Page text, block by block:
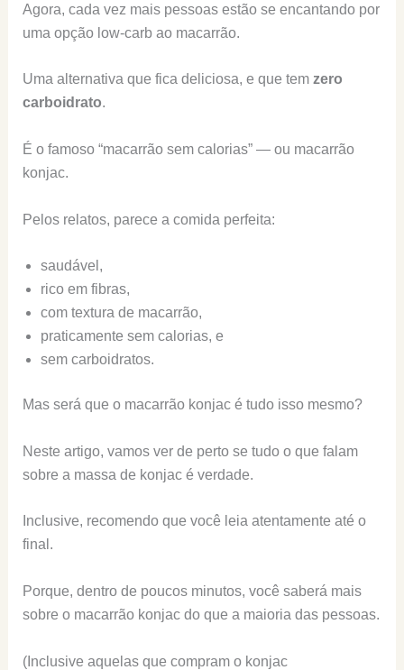
Agora, cada vez mais pessoas estão se encantando por
uma opção low-carb ao macarrão.
Uma alternativa que fica deliciosa, e que tem zero
carboidrato.
É o famoso “macarrão sem calorias” — ou macarrão
konjac.
Pelos relatos, parece a comida perfeita:
saudável,
rico em fibras,
com textura de macarrão,
praticamente sem calorias, e
sem carboidratos.
Mas será que o macarrão konjac é tudo isso mesmo?
Neste artigo, vamos ver de perto se tudo o que falam
sobre a massa de konjac é verdade.
Inclusive, recomendo que você leia atentamente até o
final.
Porque, dentro de poucos minutos, você saberá mais
sobre o macarrão konjac do que a maioria das pessoas.
(Inclusive aquelas que compram o konjac